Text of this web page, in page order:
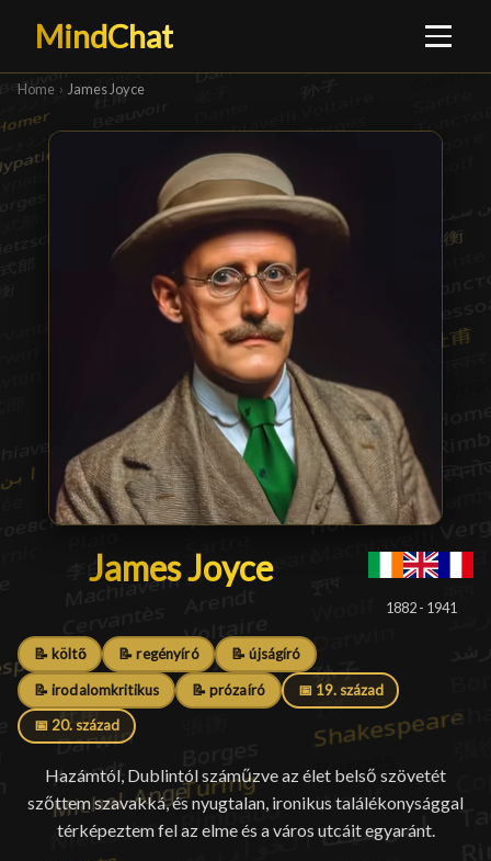
MindChat
Home › James Joyce
James Joyce
James Joyce█
1882 - 1941
📝 költő 📝 regényíró 📝 újságíró
📝 irodalomkritikus 📝 prózaíró 📅 19. század
📅 20. század
Hazámtól, Dublintól száműzve az élet belső szövetét
szőttem szavakká, és nyugtalan, ironikus találékonysággal
térképeztem fel az elme és a város utcáit egyaránt.